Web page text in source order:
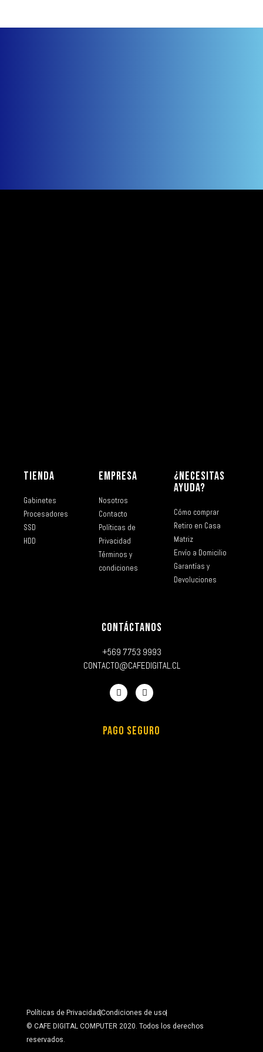
TIENDA
Gabinetes
Procesadores
SSD
HDD
EMPRESA
Nosotros
Contacto
Políticas de
Privacidad
Términos y
condiciones
¿NECESITAS
AYUDA?
Cómo comprar
Retiro en Casa
Matriz
Envío a Domicilio
Garantías y
Devoluciones
CONTÁCTANOS
+569 7753 9993
CONTACTO@CAFEDIGITAL.CL
PAGO SEGURO
Políticas de Privacidad Condiciones de uso
© CAFE DIGITAL COMPUTER 2020. Todos los derechos
reservados.